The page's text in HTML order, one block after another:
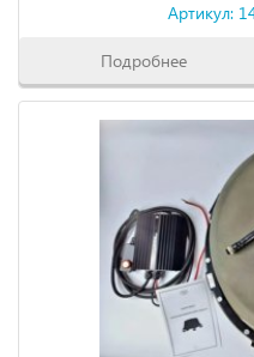
Артикул:
Подробнее